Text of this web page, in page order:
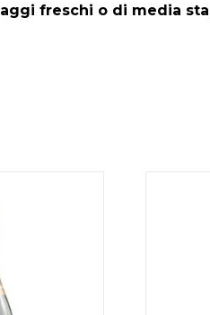
freschi o di media